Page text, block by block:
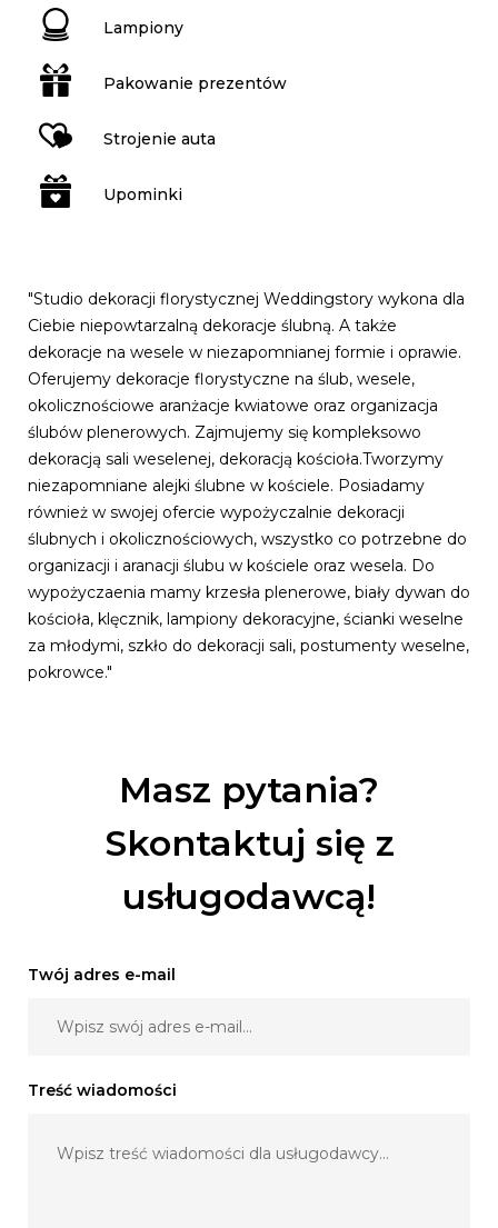
Lampiony
Pakowanie prezentów
Strojenie auta
Upominki
"Studio dekoracji florystycznej Weddingstory wykona dla
Ciebie niepowtarzalną dekoracje ślubną. A także
dekoracje na wesele w niezapomnianej formie i oprawie.
Oferujemy dekoracje florystyczne na ślub, wesele,
okolicznościowe aranżacje kwiatowe oraz organizacja
ślubów plenerowych. Zajmujemy się kompleksowo
dekoracją sali weselenej, dekoracją kościoła.Tworzymy
niezapomniane alejki ślubne w kościele. Posiadamy
również w swojej ofercie wypożyczalnie dekoracji
ślubnych i okolicznościowych, wszystko co potrzebne do
organizacji i aranacji ślubu w kościele oraz wesela. Do
wypożyczaenia mamy krzesła plenerowe, biały dywan do
kościoła, klęcznik, lampiony dekoracyjne, ścianki weselne
za młodymi, szkło do dekoracji sali, postumenty weselne,
pokrowce."
Masz pytania?
Skontaktuj się z
usługodawcą!
Twój adres e-mail
Treść wiadomości